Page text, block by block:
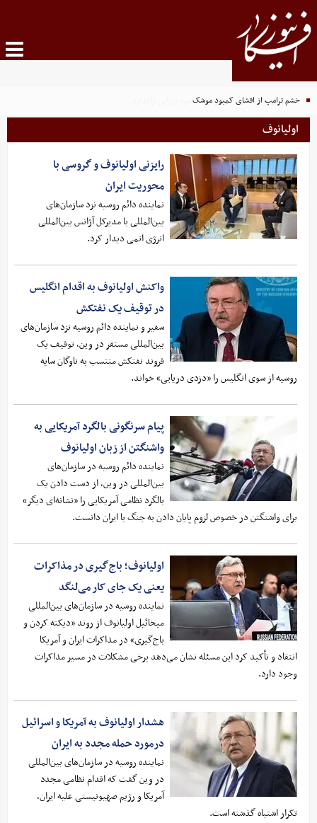
خشم ترامپ از افشای کمبود موشک
اولیانوف
رایزنی اولیانوف و گروسی با
محوریت ایران
نماینده دائم روسیه نزد سازمان‌های
بین‌المللی با مدیرکل آژانس بین‌المللی
انرژی اتمی دیدار کرد.
واکنش اولیانوف به اقدام انگلیس
در توقیف یک نفتکش
سفیر و نماینده دائم روسیه نزد سازمان‌های
بین‌المللی مستقر در وین، توقیف یک
فروند نفتکش منتسب به ناوگان سایه
روسیه از سوی انگلیس را «دزدی دریایی» خواند.
پیام سرنگونی بالگرد آمریکایی به
واشنگتن از زبان اولیانوف
نماینده دائم روسیه در سازمان‌های
بین‌المللی در وین، از دست دادن یک
بالگرد نظامی آمریکایی را «نشانه‌ای دیگر»
برای واشنگتن در خصوص لزوم پایان دادن به جنگ با ایران دانست.
اولیانوف؛ باج‌گیری در مذاکرات
یعنی یک جای کار می‌لنگد
نماینده روسیه در سازمان‌های بین‌المللی
میخائیل اولیانوف از روند «دیکته کردن و
باج‌گیری» در مذاکرات ایران و آمریکا
انتقاد و تأکید کرد این مسئله نشان می‌دهد برخی مشکلات در مسیر مذاکرات
وجود دارد.
هشدار اولیانوف به آمریکا و اسرائیل
درمورد حمله مجدد به ایران
نماینده روسیه در سازمان‌های بین‌المللی
در وین گفت که اقدام نظامی مجدد
آمریکا و رژیم صهیونیستی علیه ایران،
تکرار اشتباه گذشته است.